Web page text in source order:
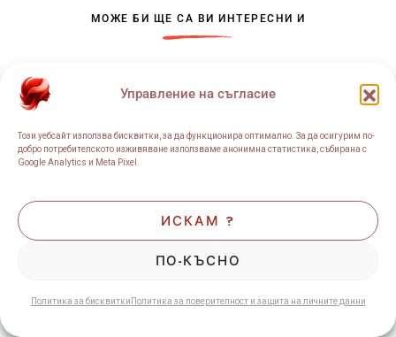
Управление на съгласие
Този уебсайт използва бисквитки, за да функционира оптимално. За да осигурим по-
добро потребителското изживяване използваме анонимна статистика, събирана с
Google Analytics и Meta Pixel.
ИСКАМ ?
ПО-КЪСНО
Политика за бисквитки Политика за поверителност и защита на личните данни
МОЖЕ БИ ЩЕ СА ВИ ИНТЕРЕСНИ И